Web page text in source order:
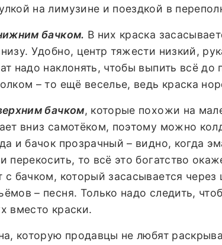
на лимузине и поездкой в
бачком. В них краска
Удобно, центр тяжести низкий,
надо наклонять, чтобы выпить всё до
– то ещё веселье, ведь краска
бачком, которые похожи на
вниз самотёком, поэтому можно
и бачок прозрачный – видно, когда
перекосить, то всё это богатство
с бачком, который засасывается
– песня. Только надо следить,
вместо краски.
которую продавцы не любят